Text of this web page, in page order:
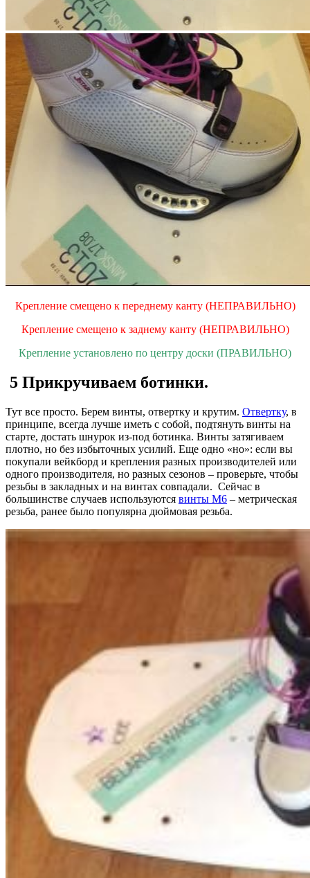
Крепление смещено к переднему канту (НЕПРАВИЛЬНО)
Крепление смещено к заднему канту (НЕПРАВИЛЬНО)
Крепление установлено по центру доски (ПРАВИЛЬНО)
5 Прикручиваем ботинки.
Тут все просто. Берем винты, отвертку и крутим. Отвертку, в
принципе, всегда лучше иметь с собой, подтянуть винты на
старте, достать шнурок из-под ботинка. Винты затягиваем
плотно, но без избыточных усилий. Еще одно «но»: если вы
покупали вейкборд и крепления разных производителей или
одного производителя, но разных сезонов – проверьте, чтобы
резьбы в закладных и на винтах совпадали. Сейчас в
большинстве случаев используются винты М6 – метрическая
резьба, ранее было популярна дюймовая резьба.